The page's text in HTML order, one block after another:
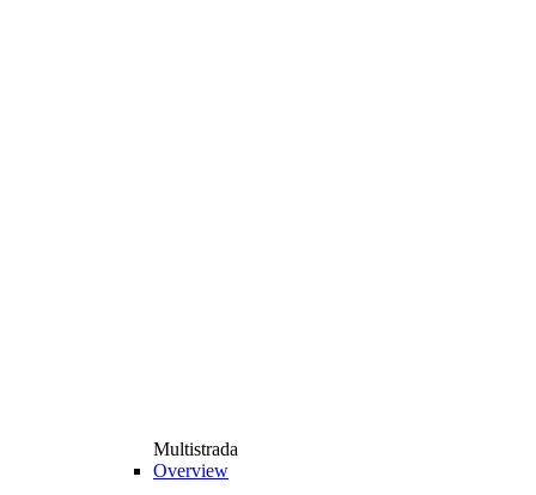
Multistrada
Overview